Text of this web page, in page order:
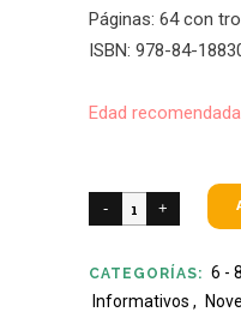
Páginas: 64 con
ISBN: 978-84-
Edad
CATEGORÍAS: 6 -
Informativos ,